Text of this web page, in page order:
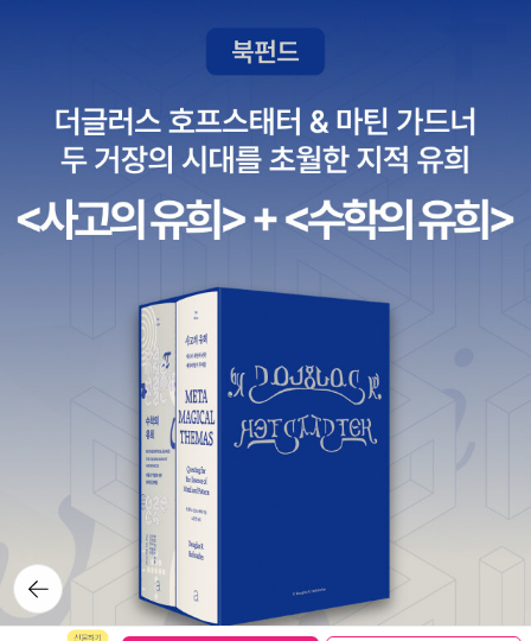
마지막으로 이 책을 활용하는 방법에 대해서 이야기를 해주고 싶다.
바란다.
1. 무엇을 개발해야 하는지 정한다.
2. 그것을 개발하기 위해서 무엇을 준비해야 하는지 확인한다.
4. 샘플 코드를 꼭 빌드해서 먼저 동작시켜 본 후, 코드를 한 줄 한 줄
내 것으로 만들어본다.
이 책을 다 읽은 독자들은 새로운 분야의 디바이스 드라이버를 개발
해야 할 때, 어떤 방법으로 접근해야 하는지 알 수 있기를 희망한다.
그리고 꼭 샘플 소스를 읽어봐야 한다. 가능하면 실시간 디버거를 사
용하던지, 디버그 메시지를 활용해서라도 코드의 동작을 확인해야 한
이 책이 정말도 필요한 독자들에게 도움이 됐으면 좋겠다.
시간이 허락되는 한, 유튜브를 통해서 다양한 드라이버와 관련된 동
영상을 올릴 예정이니, 꼭 확인해 보기 바란다.
뒤로가
기